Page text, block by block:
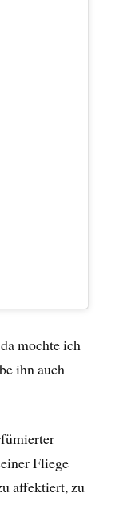
mochte ich
ihn auch
Fliege
affektiert, zu